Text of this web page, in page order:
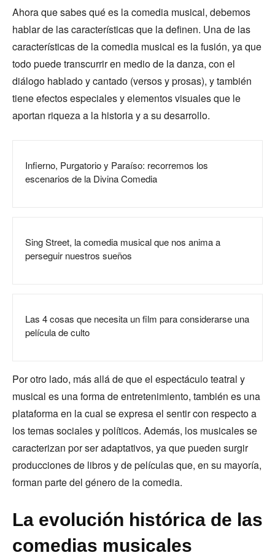
Ahora que sabes qué es la comedia musical, debemos
hablar de las características que la definen. Una de las
características de la comedia musical es la fusión, ya que
todo puede transcurrir en medio de la danza, con el
diálogo hablado y cantado (versos y prosas), y también
tiene efectos especiales y elementos visuales que le
aportan riqueza a la historia y a su desarrollo.
Infierno, Purgatorio y Paraíso: recorremos los
escenarios de la Divina Comedia
Sing Street, la comedia musical que nos anima a
perseguir nuestros sueños
Las 4 cosas que necesita un film para considerarse una
película de culto
Por otro lado, más allá de que el espectáculo teatral y
musical es una forma de entretenimiento, también es una
plataforma en la cual se expresa el sentir con respecto a
los temas sociales y políticos. Además, los musicales se
caracterizan por ser adaptativos, ya que pueden surgir
producciones de libros y de películas que, en su mayoría,
forman parte del género de la comedia.
La evolución histórica de las
comedias musicales